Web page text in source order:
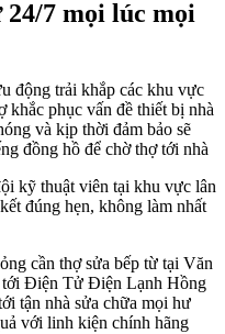
7 mọi lúc mọi
động trải khắp các khu vực
khắc phục vấn đề thiết bị nhà
và kịp thời đảm bảo sẽ
đồng hồ để chờ thợ tới nhà
kỹ thuật viên tại khu vực lân
đúng hẹn, không làm nhất
cần thợ sửa bếp từ tại Văn
tới Điện Tử Điện Lạnh Hồng
tận nhà sửa chữa mọi hư
với linh kiện chính hãng